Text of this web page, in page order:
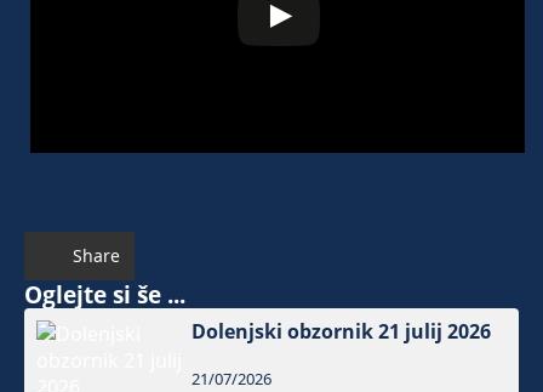
Share
Oglejte si še ...
Dolenjski obzornik 21 julij 2026
21/07/2026